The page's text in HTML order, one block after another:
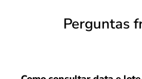
Perguntas